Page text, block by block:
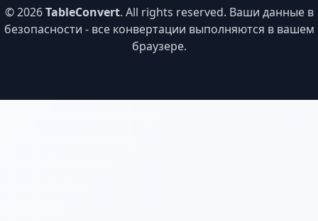
© 2026TableConvert. All rights reserved. Ваши данные в
безопасности - все конвертации выполняются в вашем
браузере.